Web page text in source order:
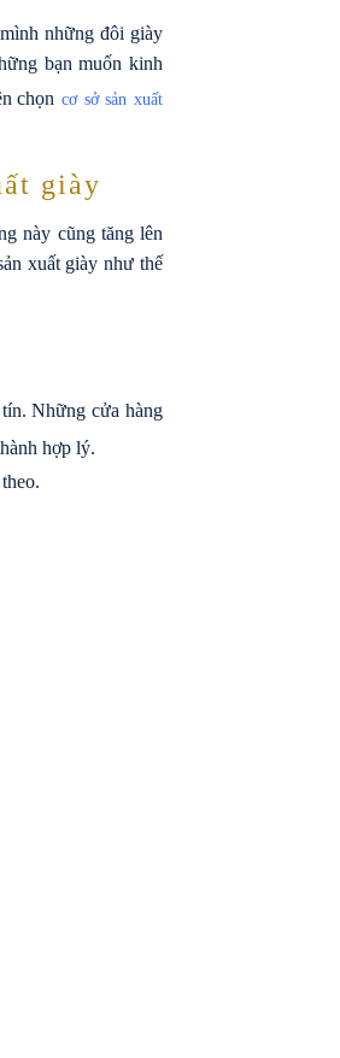
những đôi giày
bạn muốn kinh
chọn cơ sở sản xuất
giày
này cũng tăng lên
xuất giày như thế
Những cửa hàng
hợp lý.